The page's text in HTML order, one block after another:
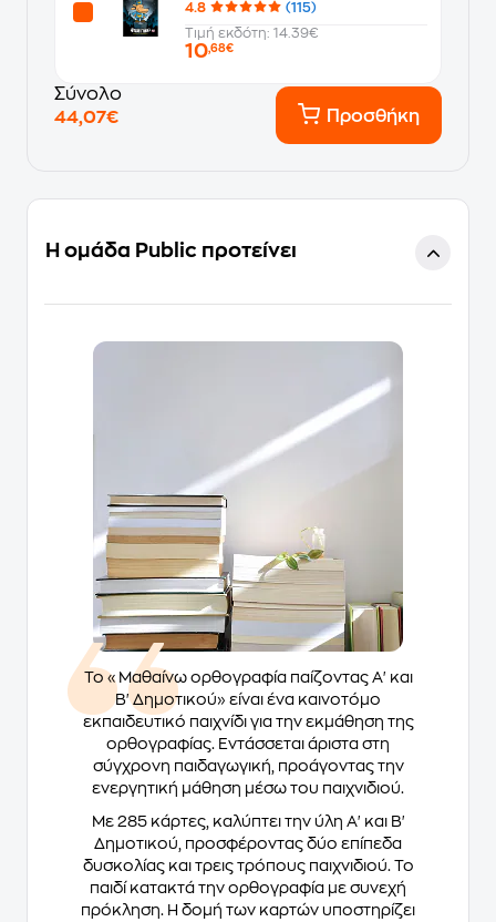
4.8
(115)
Τιμή εκδότη: 14.39€
10,68€
Σύνολο
44,07€
Προσθήκη
Η ομάδα Public προτείνει
Το «Μαθαίνω ορθογραφία παίζοντας Α' και
Β' Δημοτικού» είναι ένα καινοτόμο
εκπαιδευτικό παιχνίδι για την εκμάθηση της
ορθογραφίας. Εντάσσεται άριστα στη
σύγχρονη παιδαγωγική, προάγοντας την
ενεργητική μάθηση μέσω του παιχνιδιού.
Με 285 κάρτες, καλύπτει την ύλη Α' και Β'
Δημοτικού, προσφέροντας δύο επίπεδα
δυσκολίας και τρεις τρόπους παιχνιδιού. Το
παιδί κατακτά την ορθογραφία με συνεχή
πρόκληση. Η δομή των καρτών υποστηρίζει